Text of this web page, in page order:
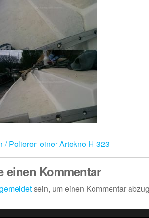
/ Polieren einer Artekno H-323
einen Kommentar
sein, um einen Kommentar